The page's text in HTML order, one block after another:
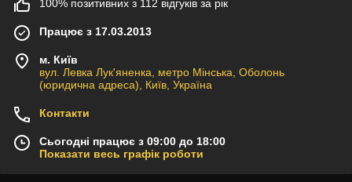
100% позитивних з 112 відгуків за рік
Працює з 17.03.2013
м. Київ
вул. Левка Лук'яненка, метро Мінська, Оболонь
(юридична адреса), Київ, Україна
Контакти
Сьогодні працює з 09:00 до 18:00
Показати весь графік роботи